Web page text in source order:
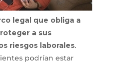
legal que obliga a
a sus
riesgos laborales.
podrían estar